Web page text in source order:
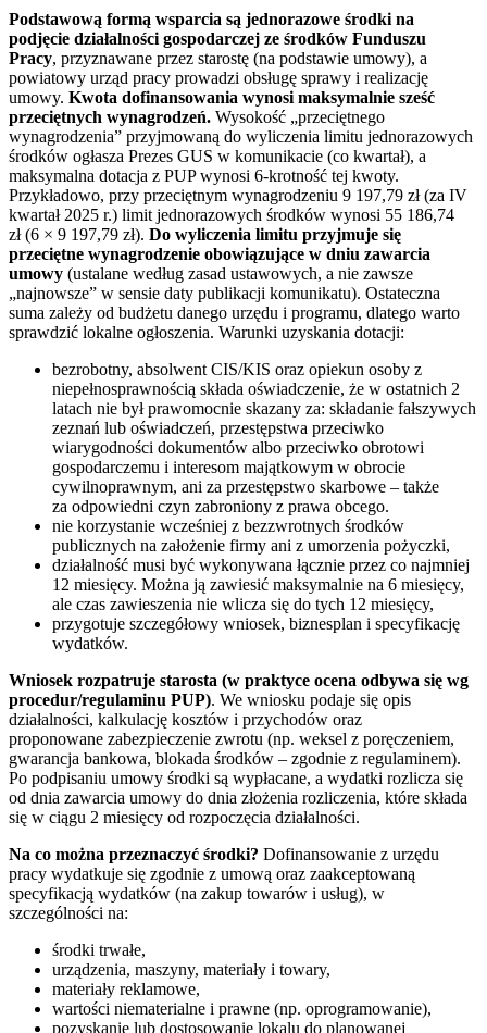
Podstawową formą wsparcia są jednorazowe środki na
podjęcie działalności gospodarczej ze środków Funduszu
Pracy, przyznawane przez starostę (na podstawie umowy), a
powiatowy urząd pracy prowadzi obsługę sprawy i realizację
umowy. Kwota dofinansowania wynosi maksymalnie sześć
przeciętnych wynagrodzeń. Wysokość „przeciętnego
wynagrodzenia” przyjmowaną do wyliczenia limitu jednorazowych
środków ogłasza Prezes GUS w komunikacie (co kwartał), a
maksymalna dotacja z PUP wynosi 6-krotność tej kwoty.
Przykładowo, przy przeciętnym wynagrodzeniu 9 197,79 zł (za IV
kwartał 2025 r.) limit jednorazowych środków wynosi 55 186,74
zł (6 × 9 197,79 zł). Do wyliczenia limitu przyjmuje się
przeciętne wynagrodzenie obowiązujące w dniu zawarcia
umowy (ustalane według zasad ustawowych, a nie zawsze
„najnowsze” w sensie daty publikacji komunikatu). Ostateczna
suma zależy od budżetu danego urzędu i programu, dlatego warto
sprawdzić lokalne ogłoszenia. Warunki uzyskania dotacji:
bezrobotny, absolwent CIS/KIS oraz opiekun osoby z
niepełnosprawnością składa oświadczenie, że w ostatnich 2
latach nie był prawomocnie skazany za: składanie fałszywych
zeznań lub oświadczeń, przestępstwa przeciwko
wiarygodności dokumentów albo przeciwko obrotowi
gospodarczemu i interesom majątkowym w obrocie
cywilnoprawnym, ani za przestępstwo skarbowe – także
za odpowiedni czyn zabroniony z prawa obcego.
nie korzystanie wcześniej z bezzwrotnych środków
publicznych na założenie firmy ani z umorzenia pożyczki,
działalność musi być wykonywana łącznie przez co najmniej
12 miesięcy. Można ją zawiesić maksymalnie na 6 miesięcy,
ale czas zawieszenia nie wlicza się do tych 12 miesięcy,
przygotuje szczegółowy wniosek, biznesplan i specyfikację
wydatków.
Wniosek rozpatruje starosta (w praktyce ocena odbywa się wg
procedur/regulaminu PUP). We wniosku podaje się opis
działalności, kalkulację kosztów i przychodów oraz
proponowane zabezpieczenie zwrotu (np. weksel z poręczeniem,
gwarancja bankowa, blokada środków – zgodnie z regulaminem).
Po podpisaniu umowy środki są wypłacane, a wydatki rozlicza się
od dnia zawarcia umowy do dnia złożenia rozliczenia, które składa
się w ciągu 2 miesięcy od rozpoczęcia działalności.
Na co można przeznaczyć środki? Dofinansowanie z urzędu
pracy wydatkuje się zgodnie z umową oraz zaakceptowaną
specyfikacją wydatków (na zakup towarów i usług), w
szczególności na:
środki trwałe,
urządzenia, maszyny, materiały i towary,
materiały reklamowe,
wartości niematerialne i prawne (np. oprogramowanie),
pozyskanie lub dostosowanie lokalu do planowanej